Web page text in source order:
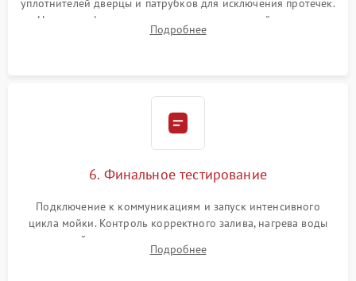
уплотнителей дверцы и патрубков для исключения протечек.
Надежная фиксация хомутов гидравлической системы,
сборка корпуса и установка датчика поплавка.
Подробнее
6. Финальное тестирование
Подключение к коммуникациям и запуск интенсивного
цикла мойки. Контроль корректного залива, нагрева воды
до нужной температуры, отсутствия посторонних шумов,
штатного слива и абсолютной сухости в поддоне.
Подробнее